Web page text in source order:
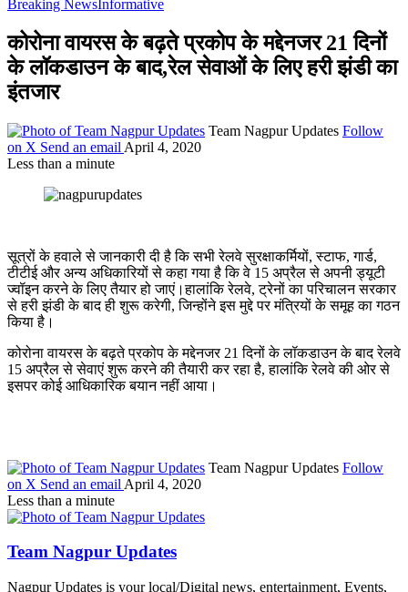
Breaking NewsInformative
कोरोना वायरस के बढ़ते प्रकोप के मद्देनजर 21 दिनों
के लॉकडाउन के बाद,रेल सेवाओं के लिए हरी झंडी का
इंतजार
Team Nagpur Updates Follow
on X Send an email April 4, 2020
Less than a minute
सूत्रों के हवाले से जानकारी दी है कि सभी रेलवे सुरक्षाकर्मियों, स्टाफ, गार्ड,
टीटीई और अन्य अधिकारियों से कहा गया है कि वे 15 अप्रैल से अपनी ड्यूटी
ज्वॉइन करने के लिए तैयार हो जाएं।हालांकि रेलवे, ट्रेनों का परिचालन सरकार
से हरी झंडी के बाद ही शुरू करेगी, जिन्होंने इस मुद्दे पर मंत्रियों के समूह का गठन
किया है।
कोरोना वायरस के बढ़ते प्रकोप के मद्देनजर 21 दिनों के लॉकडाउन के बाद रेलवे
15 अप्रैल से सेवाएं शुरू करने की तैयारी कर रहा है, हालांकि रेलवे की ओर से
इसपर कोई आधिकारिक बयान नहीं आया।
Team Nagpur Updates Follow
on X Send an email April 4, 2020
Less than a minute
Team Nagpur Updates
Nagpur Updates is your local/Digital news, entertainment, Events,